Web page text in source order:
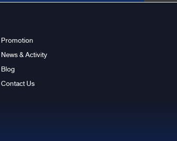
ข้อมูลสาขา
Promotion
News & Activity
Blog
Contact Us